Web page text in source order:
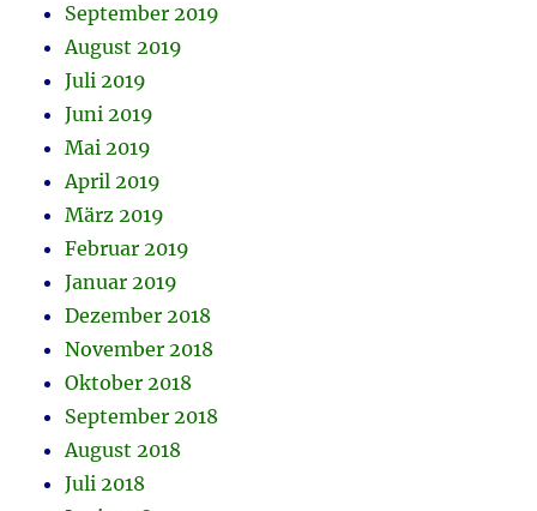
September 2019
August 2019
Juli 2019
Juni 2019
Mai 2019
April 2019
März 2019
Februar 2019
Januar 2019
Dezember 2018
November 2018
Oktober 2018
September 2018
August 2018
Juli 2018